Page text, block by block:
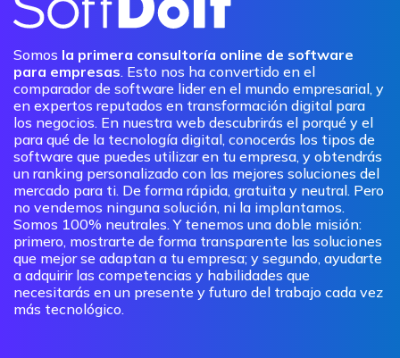
Somos la primera consultoría online de software
para empresas. Esto nos ha convertido en el
comparador de software lider en el mundo empresarial, y
en expertos reputados en transformación digital para
los negocios. En nuestra web descubrirás el porqué y el
para qué de la tecnología digital, conocerás los tipos de
software que puedes utilizar en tu empresa, y obtendrás
un ranking personalizado con las mejores soluciones del
mercado para ti. De forma rápida, gratuita y neutral. Pero
no vendemos ninguna solución, ni la implantamos.
Somos 100% neutrales. Y tenemos una doble misión:
primero, mostrarte de forma transparente las soluciones
que mejor se adaptan a tu empresa; y segundo, ayudarte
a adquirir las competencias y habilidades que
necesitarás en un presente y futuro del trabajo cada vez
más tecnológico.